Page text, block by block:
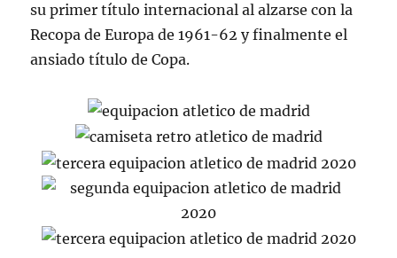
su primer título internacional al alzarse con la
Recopa de Europa de 1961-62 y finalmente el
ansiado título de Copa.